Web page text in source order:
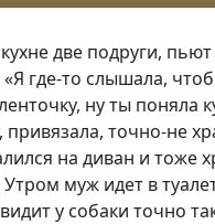
две подруги,
«Я где-то слышала,
ну ты поняла
привязала, точно-не
на диван и тоже
муж идет в
у собаки точно